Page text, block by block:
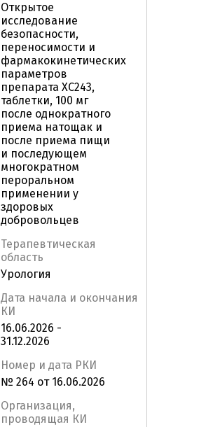
Открытое
исследование
безопасности,
переносимости и
фармакокинетических
параметров
препарата ХС243,
таблетки, 100 мг
после однократного
приема натощак и
после приема пищи
и последующем
многократном
пероральном
применении у
здоровых
добровольцев
Терапевтическая
область
Урология
Дата начала и окончания
КИ
16.06.2026 -
31.12.2026
Номер и дата РКИ
№ 264 от 16.06.2026
Организация,
проводящая КИ